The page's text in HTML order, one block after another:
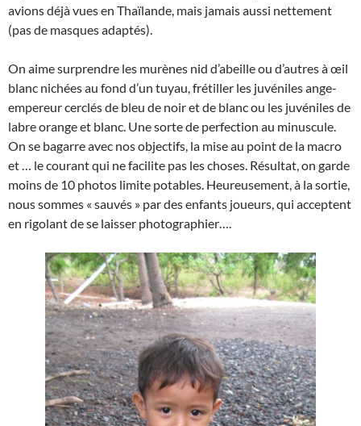
avions déjà vues en Thaïlande, mais jamais aussi nettement
(pas de masques adaptés).
On aime surprendre les murènes nid d’abeille ou d’autres à œil
blanc nichées au fond d’un tuyau, frétiller les juvéniles ange-
empereur cerclés de bleu de noir et de blanc ou les juvéniles de
labre orange et blanc. Une sorte de perfection au minuscule.
On se bagarre avec nos objectifs, la mise au point de la macro
et … le courant qui ne facilite pas les choses. Résultat, on garde
moins de 10 photos limite potables. Heureusement, à la sortie,
nous sommes « sauvés » par des enfants joueurs, qui acceptent
en rigolant de se laisser photographier….